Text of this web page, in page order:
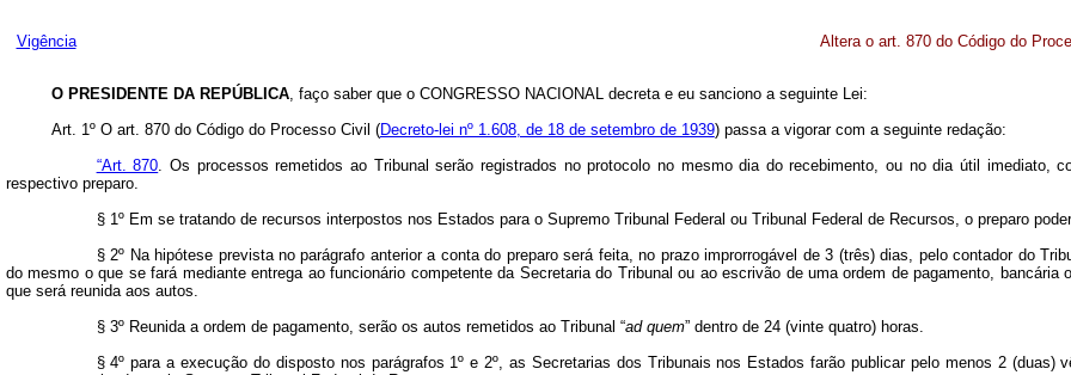
Vigência Altera o art. 870 do Código do
O PRESIDENTE DA REPÚBLICA, faço saber que o CONGRESSO NACIONAL decreta e eu sanciono a seguinte Lei:
Art. 1º O art. 870 do Código do Processo Civil (Decreto-lei nº 1.608, de 18 de setembro de 1939) passa a vigorar com a seguinte redação:
“Art. 870. Os processos remetidos ao Tribunal serão registrados no protocolo no mesmo dia do recebimento, ou no dia útil imediato,
respectivo preparo.
§ 1º Em se tratando de recursos interpostos nos Estados para o Supremo Tribunal Federal ou Tribunal Federal de Recursos, o preparo
§ 2º Na hipótese prevista no parágrafo anterior a conta do preparo será feita, no prazo improrrogável de 3 (três) dias, pelo contador do
do mesmo o que se fará mediante entrega ao funcionário competente da Secretaria do Tribunal ou ao escrivão de uma ordem de pagamento,
que será reunida aos autos.
§ 3º Reunida a ordem de pagamento, serão os autos remetidos ao Tribunal “ad quem” dentro de 24 (vinte quatro) horas.
§ 4º para a execução do disposto nos parágrafos 1º e 2º, as Secretarias dos Tribunais nos Estados farão publicar pelo menos 2